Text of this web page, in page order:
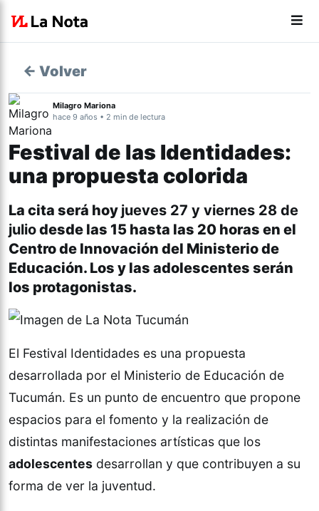
← Volver
Milagro Mariona
hace 9 años • 2 min de lectura
Festival de las Identidades:
una propuesta colorida
La cita será hoy jueves 27 y viernes 28 de
juliodesde las 15 hasta las 20 horas en el
Centro de Innovación del Ministerio de
Educación. Los y las adolescentes serán
los protagonistas.
El Festival Identidades es una propuesta
desarrollada por el Ministerio de Educación de
Tucumán. Es un punto de encuentro que propone
espacios para el fomento y la realización de
distintas manifestaciones artísticas que los
adolescentes desarrollan y que contribuyen a su
forma de ver la juventud.